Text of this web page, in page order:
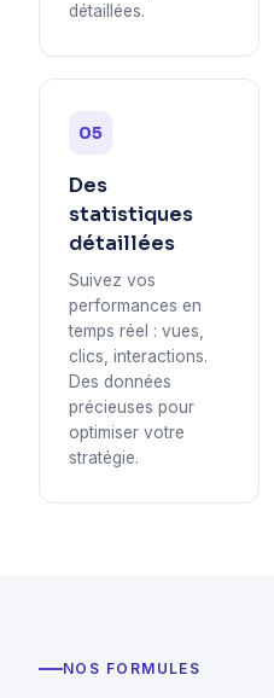
détaillées.
05
Des
statistiques
détaillées
Suivez vos
performances en
temps réel : vues,
clics, interactions.
Des données
précieuses pour
optimiser votre
stratégie.
NOS FORMULES